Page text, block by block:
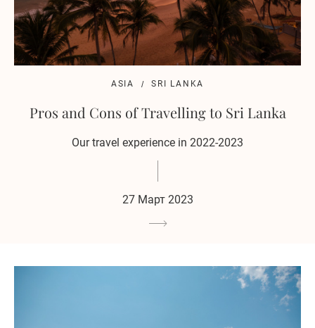
ASIA SRI LANKA
Pros and Cons of Travelling to Sri Lanka
Our travel experience in 2022-2023
27 Март 2023